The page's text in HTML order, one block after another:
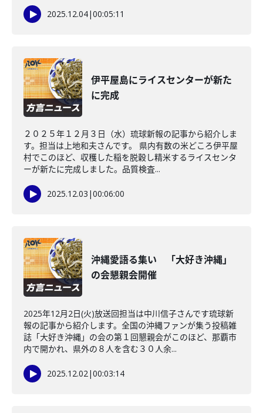
2025.12.04|00:05:11
伊平屋島にライスセンターが新た
に完成
２０２５年１２月３日（水）琉球新報の記事から紹介しま
す。担当は上地和夫さんです。 県内有数の米どころ伊平屋
村でこのほど、収穫した稲を脱穀し精米するライスセンタ
ーが新たに完成しました。品質検査...
2025.12.03 |00:06:00
沖縄愛語る集い 「大好き沖縄」
の会懇親会開催
2025年12月2日(火)放送回担当は中川信子さんです琉球新
報の記事から紹介します。全国の沖縄ファンが集う投稿雑
誌「大好き沖縄」の会の第１回懇親会がこのほど、那覇市
内で開かれ、県外の８人を含む３０人余...
2025.12.02|00:03:14